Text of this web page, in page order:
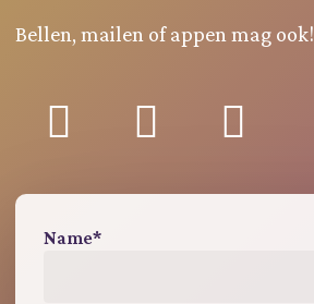
Bellen, mailen of appen mag ook!
Name*